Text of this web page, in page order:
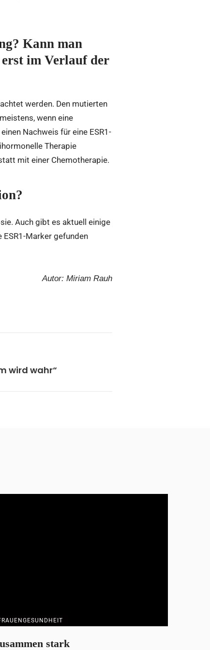
Kann man
im Verlauf der
werden. Den mutierten
wenn eine
Nachweis für eine ESR1-
Therapie
mit einer Chemotherapie.
Auch gibt es aktuell einige
Marker gefunden
Autor: Miriam Rauh
wird wahr“